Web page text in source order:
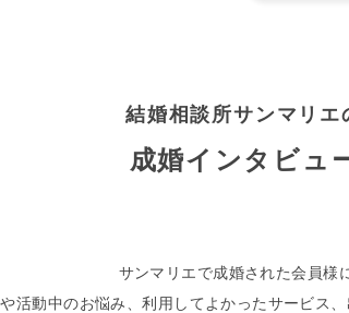
結婚相談所サンマリエ
成婚インタビュ
サンマリエで成婚された会員様
活動中のお悩み、利用してよかったサービス